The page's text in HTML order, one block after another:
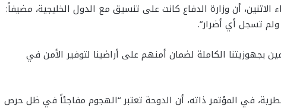
أن وزارة الدفاع كانت على تنسيق مع الدول الخليجية، مضيفاً:
تسجل أي أضرار”.
بجهوزيتنا الكاملة لضمان أمنهم على أراضينا لتوفير الأمن في
في المؤتمر ذاته، أن الدوحة تعتبر “الهجوم مفاجئاً في ظل حرص